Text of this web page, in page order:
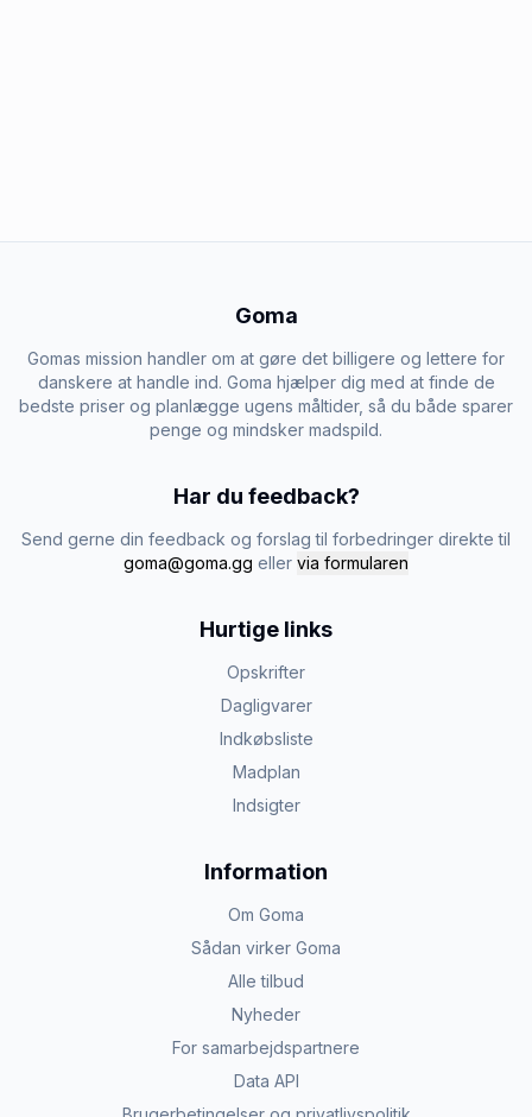
Goma
Gomas mission handler om at gøre det billigere og lettere for
danskere at handle ind. Goma hjælper dig med at finde de
bedste priser og planlægge ugens måltider, så du både sparer
penge og mindsker madspild.
Har du feedback?
Send gerne din feedback og forslag til forbedringer direkte til
goma@goma.gg eller via formularen
Hurtige links
Opskrifter
Dagligvarer
Indkøbsliste
Madplan
Indsigter
Information
Om Goma
Sådan virker Goma
Alle tilbud
Nyheder
For samarbejdspartnere
Data API